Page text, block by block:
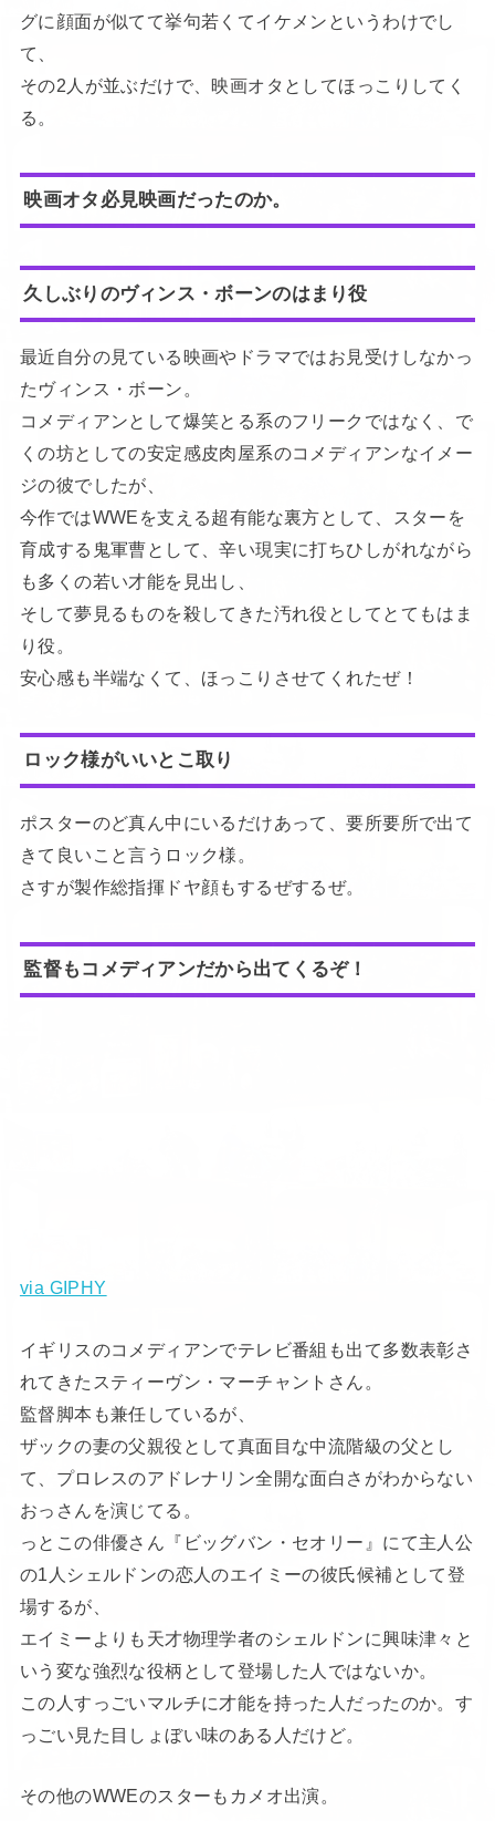
グに顔面が似てて挙句若くてイケメンというわけでし
て、
その2人が並ぶだけで、映画オタとしてほっこりしてく
る。
映画オタ必見映画だったのか。
久しぶりのヴィンス・ボーンのはまり役
最近自分の見ている映画やドラマではお見受けしなかっ
たヴィンス・ボーン。
コメディアンとして爆笑とる系のフリークではなく、で
くの坊としての安定感皮肉屋系のコメディアンなイメー
ジの彼でしたが、
今作ではWWEを支える超有能な裏方として、スターを
育成する鬼軍曹として、辛い現実に打ちひしがれながら
も多くの若い才能を見出し、
そして夢見るものを殺してきた汚れ役としてとてもはま
り役。
安心感も半端なくて、ほっこりさせてくれたぜ！
ロック様がいいとこ取り
ポスターのど真ん中にいるだけあって、要所要所で出て
きて良いこと言うロック様。
さすが製作総指揮ドヤ顔もするぜするぜ。
監督もコメディアンだから出てくるぞ！
via GIPHY
イギリスのコメディアンでテレビ番組も出て多数表彰さ
れてきたスティーヴン・マーチャントさん。
監督脚本も兼任しているが、
ザックの妻の父親役として真面目な中流階級の父とし
て、プロレスのアドレナリン全開な面白さがわからない
おっさんを演じてる。
っとこの俳優さん『ビッグバン・セオリー』にて主人公
の1人シェルドンの恋人のエイミーの彼氏候補として登
場するが、
エイミーよりも天才物理学者のシェルドンに興味津々と
いう変な強烈な役柄として登場した人ではないか。
この人すっごいマルチに才能を持った人だったのか。す
っごい見た目しょぼい味のある人だけど。
その他のWWEのスターもカメオ出演。